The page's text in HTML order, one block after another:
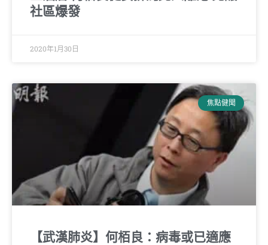
社區爆發
2020年1月30日
焦點健聞
【武漢肺炎】何栢良：病毒或已適應